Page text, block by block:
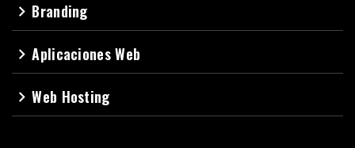
navigate_next Branding
navigate_nextAplicaciones Web
navigate_nextWeb Hosting